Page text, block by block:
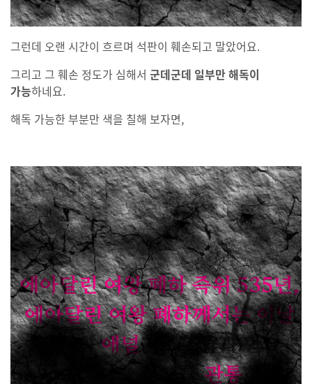
그런데 오랜 시간이 흐르며 석판이 훼손되고 말았어요.
그리고 그 훼손 정도가 심해서 군데군데 일부만 해독이
가능하네요.
해독 가능한 부분만 색을 칠해 보자면,